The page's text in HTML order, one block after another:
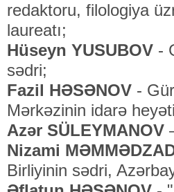
redaktoru, filologiya
laureatı;
Hüseyn YUSUBOV -
sədri;
Fazil HƏSƏNOV -
Mərkəzinin idarə
Azər SÜLEYMANOV
Nizami
Birliyinin sədri,